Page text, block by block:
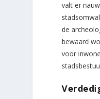
valt er
de
bewaard
voor